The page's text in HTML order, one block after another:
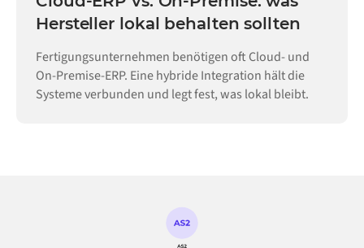
Hersteller lokal behalten sollten
Fertigungsunternehmen benötigen oft Cloud- und
On-Premise-ERP. Eine hybride Integration hält die
Systeme verbunden und legt fest, was lokal bleibt.